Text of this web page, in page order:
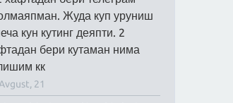
Жуда куп уруниш
кун кутинг деяпти. 2
бери кутаман нима
кк
21